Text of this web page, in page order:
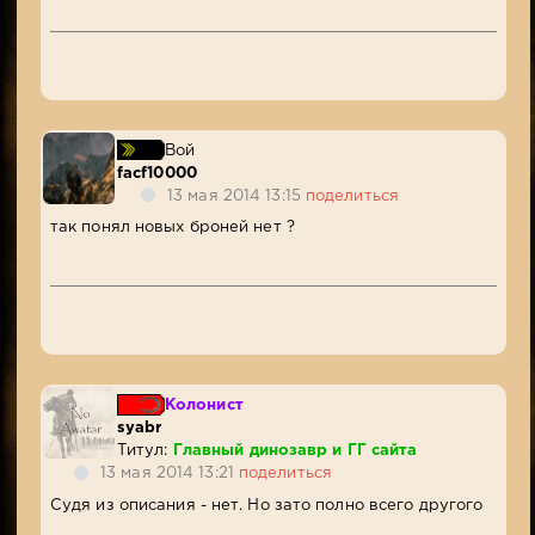
Вой
facf10000
13 мая 2014 13:15 поделиться
так понял новых броней нет ?
Колонист
syabr
Титул:
Главный динозавр и ГГ сайта
13 мая 2014 13:21
поделиться
Судя из описания - нет. Но зато полно всего другого